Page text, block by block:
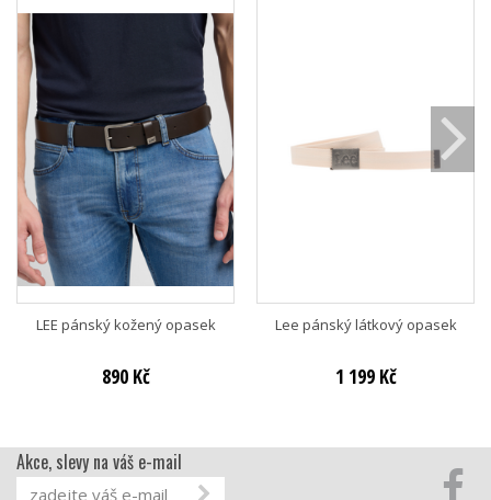
LEE pánský kožený opasek
890 Kč
Lee pánský látkový opasek
1 199 Kč
Akce, slevy na váš e-mail